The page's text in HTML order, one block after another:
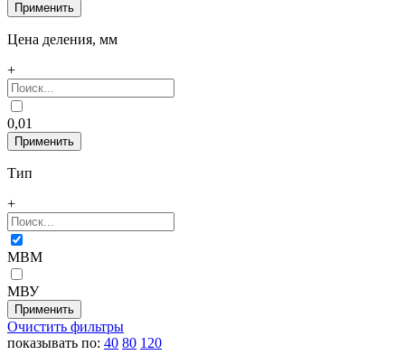
Цена деления, мм
+
0,01
Тип
+
МВМ
МВУ
Очистить фильтры
показывать по: 40 80 120